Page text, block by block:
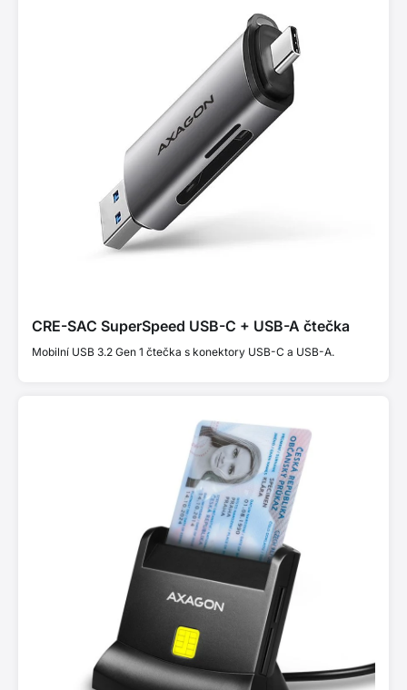
CRE-SAC SuperSpeed USB-C + USB-A čtečka
Mobilní USB 3.2 Gen 1 čtečka s konektory USB-C a USB-A.